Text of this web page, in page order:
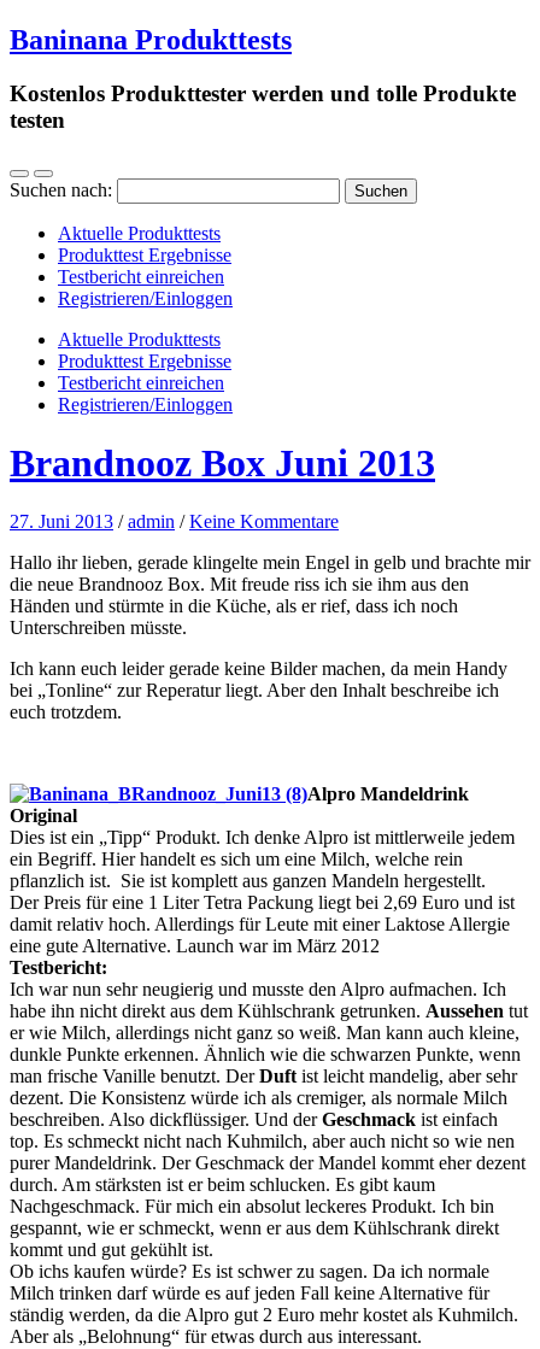
Baninana Produkttests
Kostenlos Produkttester werden und tolle Produkte
testen
Suchen nach:
Aktuelle Produkttests
Produkttest Ergebnisse
Testbericht einreichen
Registrieren/Einloggen
Aktuelle Produkttests
Produkttest Ergebnisse
Testbericht einreichen
Registrieren/Einloggen
Brandnooz Box Juni 2013
27. Juni 2013 /admin /Keine Kommentare
Hallo ihr lieben, gerade klingelte mein Engel in gelb und brachte mir
die neue Brandnooz Box. Mit freude riss ich sie ihm aus den
Händen und stürmte in die Küche, als er rief, dass ich noch
Unterschreiben müsste.
Ich kann euch leider gerade keine Bilder machen, da mein Handy
bei „Tonline“ zur Reperatur liegt. Aber den Inhalt beschreibe ich
euch trotzdem.
Alpro Mandeldrink
Original
Dies ist ein „Tipp“ Produkt. Ich denke Alpro ist mittlerweile jedem
ein Begriff. Hier handelt es sich um eine Milch, welche rein
pflanzlich ist. Sie ist komplett aus ganzen Mandeln hergestellt.
Der Preis für eine 1 Liter Tetra Packung liegt bei 2,69 Euro und ist
damit relativ hoch. Allerdings für Leute mit einer Laktose Allergie
eine gute Alternative. Launch war im März 2012
Testbericht:
Ich war nun sehr neugierig und musste den Alpro aufmachen. Ich
habe ihn nicht direkt aus dem Kühlschrank getrunken. Aussehen tut
er wie Milch, allerdings nicht ganz so weiß. Man kann auch kleine,
dunkle Punkte erkennen. Ähnlich wie die schwarzen Punkte, wenn
man frische Vanille benutzt. DerDuftist leicht mandelig, aber sehr
dezent. Die Konsistenz würde ich als cremiger, als normale Milch
beschreiben. Also dickflüssiger. Und derGeschmack ist einfach
top. Es schmeckt nicht nach Kuhmilch, aber auch nicht so wie nen
purer Mandeldrink. Der Geschmack der Mandel kommt eher dezent
durch. Am stärksten ist er beim schlucken. Es gibt kaum
Nachgeschmack. Für mich ein absolut leckeres Produkt. Ich bin
gespannt, wie er schmeckt, wenn er aus dem Kühlschrank direkt
kommt und gut gekühlt ist.
Ob ichs kaufen würde? Es ist schwer zu sagen. Da ich normale
Milch trinken darf würde es auf jeden Fall keine Alternative für
ständig werden, da die Alpro gut 2 Euro mehr kostet als Kuhmilch.
Aber als „Belohnung“ für etwas durch aus interessant.